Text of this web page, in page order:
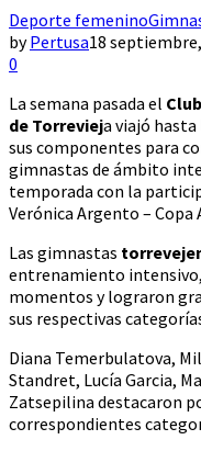
Deporte femenino
byPertusa18
0
La semana pasada el
de Torrevieja viajó hasta
sus componentes para
gimnastas de ámbito
temporada con la
Verónica Argento – Copa
Las gimnastas
entrenamiento
momentos y lograron
sus respectivas
Diana Temerbulatova,
Standret, Lucía Garcia,
Zatsepilina destacaron
correspondientes